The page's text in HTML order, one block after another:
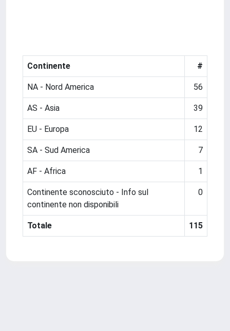
Continente #
NA - Nord America 56
AS - Asia 39
EU - Europa 12
SA - Sud America 7
AF - Africa 1
Continente sconosciuto - Info sul
continente non disponibili
0
Totale 115